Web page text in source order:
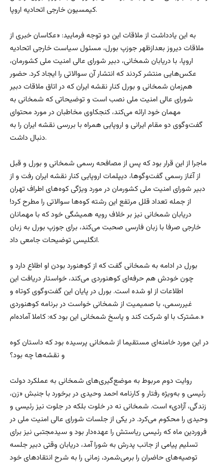
کیمسیون خارجی اتحادیه اروپا.
به این یادداشت از ملاقات این دو توجه فرمایید: «عکاسان خبری از
ملاقات دیروز بعدازظهر جوزپ بورل، مسئول سیاست خارجی اتحادیه
اروپا، با دریابان شمخانی، دبیر شورای عالی امنیت ملی کشورمان،
عکس‌هایی منتشر کردند که انتشار آن سوالاتی را ایجاد کرد. حضور
هم‌زمان شمخانی و بورل کنار نقشه ایران که در اتاق ملاقات‌ دبیر
شورای عالی امنیت ملی نصب است و توضیحاتی که شمخانی به
مهمان خود ارائه می‌کند، کنجکاوی مخاطبان در مورد محتوای
گفت‌وگوی دو مقام ایرانی و اروپایی همراه با بررسی نقشه ایران را به‌
دنبال داشت.
ماجرا از این قرار بود که پس از مصافحه رسمی شمخانی و بورل و قبل
از آغاز رسمی گفت‌وگوها، دیپلمات اروپایی کنار نقشه ایران رفت و از
دبیر شورای امنیت ملی کشورمان در مورد ویژگی کوه‌های اطراف تهران
از جمله تعداد قلل مرتفع این رشته کوه‌ها سوالاتی را مطرح کرد!
دریابان شمخانی نیز بر خلاف رویه همیشگی خود که با مهمانان
خارجی صرفا با زبان فارسی صحبت می‌کند، برای جوزپ بورل به زبان
انگلیسی توضیحات جامعی داد.
بورل در ادامه به شمخانی گفت که از کوهنورد بودن او اطلاع دارد و
چون خودش هم حرفه‌ای کوهنوردی می‌کند، خواستار دریافت این
اطلاعات از او شده است. بورل در پایان این گفت‌وگوی کوتاه و
غیررسمی، با صمیمیت از شمخانی خواست در برنامه کوهنوردی
مشترک با او شرکت کند و پاسخ شمخانی این بود که: کاملا آماده‌ام.»
در این مورد خامنه‌ای مستقیما از شمخانی پرسیده بود که داستان کوه
و نقشه‌ها چه بود؟
روایت دوم مربوط به موضع‌گیری‌های شمخانی به عملکرد دولت
رئیسی و به‌ویژه رفتار و کارنامه احمد وحیدی در برخورد با جنبش «زن،
زندگی، آزادی» است. شمخانی نه در خلوت بلکه در جلوت نیز رئیسی و
وحیدی را محکوم می‌کرد. در یکی از جلسات شورای عالی امنیت ملی در
فروردین ماه که رئیسی ریاستش را عهده‌دار بود و سیدمجتبی نیز برای
تسلیم پیامی از جانب پدرش به شورا آمد، دریابان وقتی دبیر جلسه
توصیه‌های حاضران را برمی‌شمرد، زمانی را به شرح انتقادهای خود